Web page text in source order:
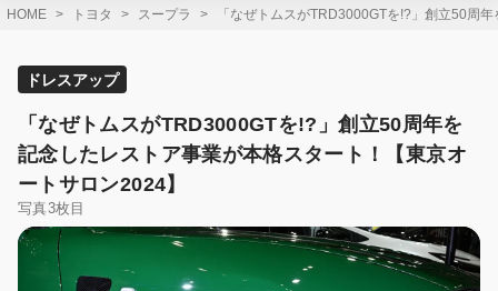
スHOME トヨタ スープラ 「なぜトムスがTRD3000GTを!?」創立50周
ドレスアップ
「なぜトムスがTRD3000GTを!?」創立50周年を
記念したレストア事業が本格スタート！【東京オ
ートサロン2024】
写真3枚目